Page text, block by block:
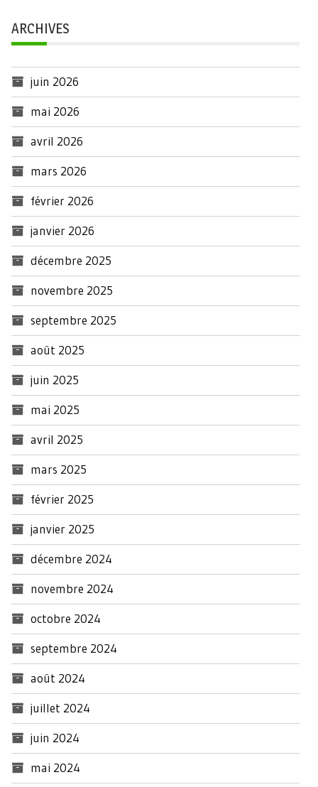
ARCHIVES
juin 2026
mai 2026
avril 2026
mars 2026
février 2026
janvier 2026
décembre 2025
novembre 2025
septembre 2025
août 2025
juin 2025
mai 2025
avril 2025
mars 2025
février 2025
janvier 2025
décembre 2024
novembre 2024
octobre 2024
septembre 2024
août 2024
juillet 2024
juin 2024
mai 2024